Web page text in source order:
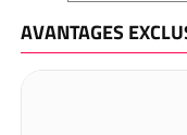
AVANTAGES